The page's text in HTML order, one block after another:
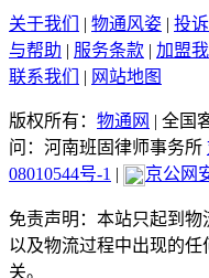
关于我们 | 物通风姿 | 投
与帮助 | 服务条款 | 加盟我
联系我们
| 网站地图
版权所有： 物通网 | 全国
问：河南班固律师事务所
08010544号-1 | 京公网
免责声明：本站只起到
以及物流过程中出现的
关。